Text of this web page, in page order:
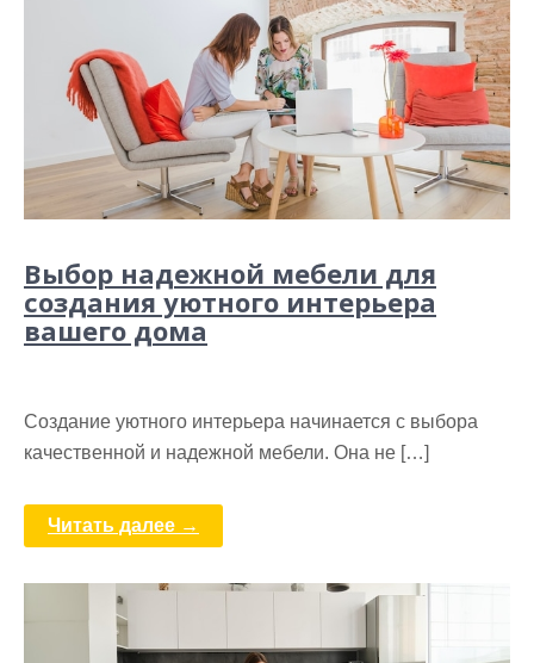
Выбор надежной мебели для
создания уютного интерьера
вашего дома
Создание уютного интерьера начинается с выбора
качественной и надежной мебели. Она не […]
Читать далее →